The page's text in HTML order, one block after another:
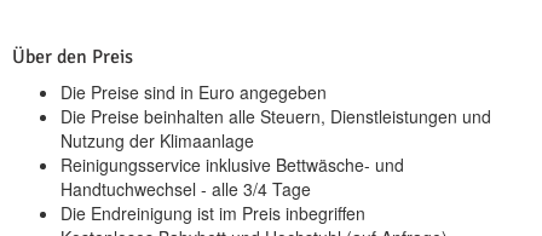
Über den Preis
Die Preise sind in Euro angegeben
Die Preise beinhalten alle Steuern, Dienstleistungen und
Nutzung der Klimaanlage
Reinigungsservice inklusive Bettwäsche- und
Handtuchwechsel - alle 3/4 Tage
Die Endreinigung ist im Preis inbegriffen